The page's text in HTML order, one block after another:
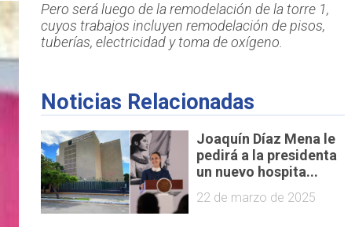
Pero será luego de la remodelación de la torre 1,
cuyos trabajos incluyen remodelación de pisos,
tuberías, electricidad y toma de oxígeno.
Noticias Relacionadas
Joaquín Díaz Mena le
pedirá a la presidenta
un nuevo hospita...
22 de marzo de 2025